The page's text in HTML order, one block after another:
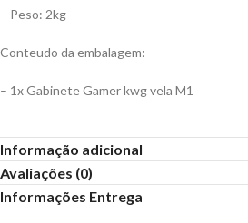
– Peso: 2kg
Conteudo da embalagem:
– 1x Gabinete Gamer kwg vela M1
Informação adicional
Avaliações (0)
Informações Entrega